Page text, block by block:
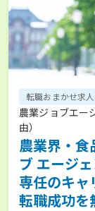
転職おまかせ求人
農業ジョブエー
由）
農業界・食
ブ エージェ
専任のキャ
転職成功を